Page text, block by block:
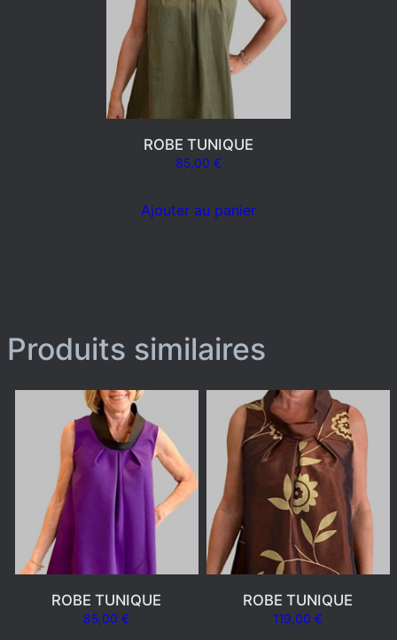
ROBE TUNIQUE
85,00 €
Ajouter au panier
Produits similaires
ROBE TUNIQUE
85,00€
ROBE TUNIQUE
119,00€